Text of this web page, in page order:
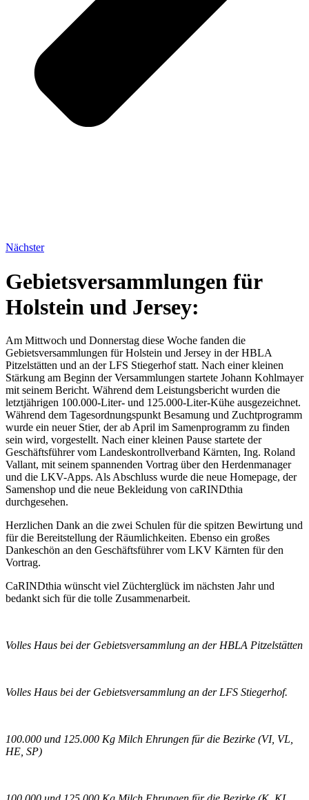
Nächster
Gebietsversammlungen für
Holstein und Jersey:
Am Mittwoch und Donnerstag diese Woche fanden die
Gebietsversammlungen für Holstein und Jersey in der HBLA
Pitzelstätten und an der LFS Stiegerhof statt. Nach einer kleinen
Stärkung am Beginn der Versammlungen startete Johann Kohlmayer
mit seinem Bericht. Während dem Leistungsbericht wurden die
letztjährigen 100.000-Liter- und 125.000-Liter-Kühe ausgezeichnet.
Während dem Tagesordnungspunkt Besamung und Zuchtprogramm
wurde ein neuer Stier, der ab April im Samenprogramm zu finden
sein wird, vorgestellt. Nach einer kleinen Pause startete der
Geschäftsführer vom Landeskontrollverband Kärnten, Ing. Roland
Vallant, mit seinem spannenden Vortrag über den Herdenmanager
und die LKV-Apps. Als Abschluss wurde die neue Homepage, der
Samenshop und die neue Bekleidung von caRINDthia
durchgesehen.
Herzlichen Dank an die zwei Schulen für die spitzen Bewirtung und
für die Bereitstellung der Räumlichkeiten. Ebenso ein großes
Dankeschön an den Geschäftsführer vom LKV Kärnten für den
Vortrag.
CaRINDthia wünscht viel Züchterglück im nächsten Jahr und
bedankt sich für die tolle Zusammenarbeit.
Volles Haus bei der Gebietsversammlung an der HBLA Pitzelstätten
Volles Haus bei der Gebietsversammlung an der LFS Stiegerhof.
100.000 und 125.000 Kg Milch Ehrungen für die Bezirke (VI, VL,
HE, SP)